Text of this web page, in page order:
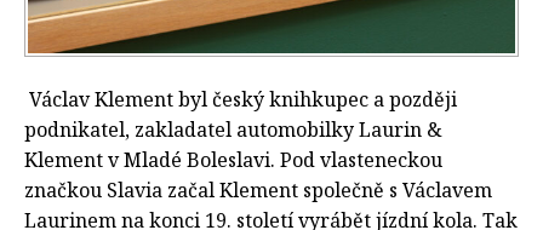
Václav Klement byl český knihkupec a později
podnikatel, zakladatel automobilky Laurin &
Klement v Mladé Boleslavi. Pod vlasteneckou
značkou Slavia začal Klement společně s Václavem
Laurinem na konci 19. století vyrábět jízdní kola. Tak